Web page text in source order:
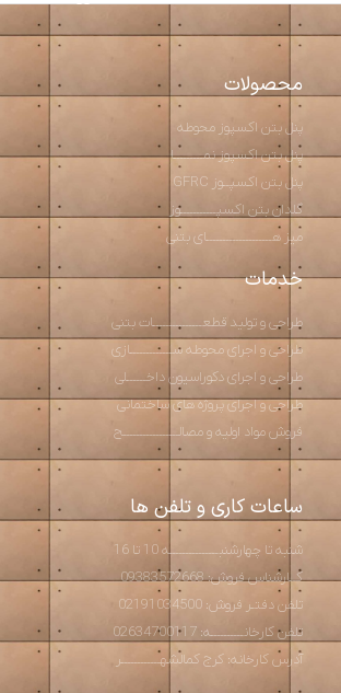
محصولات
پنل بتن اکسپوز محوطه
پنل بتن اکسپوز نمـــــــــا
پنل بتن اکسپــوز GFRC
گلدان بتن اکسپـــــــــــوز
میز هــــــــــــــــــــای بتنی
خدمات
طراحی و تولید قطعـــــــــــــــات بتنی
طراحی و اجرای محوطه ســـــــــــــازی
طراحی و اجرای دکوراسیون داخــــــلی
طراحی و اجرای پروژه های ساختمانی
فروش مواد اولیه و مصالـــــــــــــــــح
ساعات کاری و تلفن ها
شنبه تا چهارشنبـــــــــــــــه 10 تا 16
کــارشناس فروش: 09383572668
تلفن دفتـر فروش: 02191034500
تلفن کارخانــــــــــه: 02634700117
آدرس کارخانه: کرج کمالشهــــــــــــر